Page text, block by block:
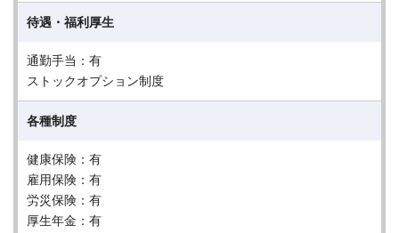
待遇・福利厚生
通勤手当：有
ストックオプション制度
各種制度
健康保険：有
雇用保険：有
労災保険：有
厚生年金：有